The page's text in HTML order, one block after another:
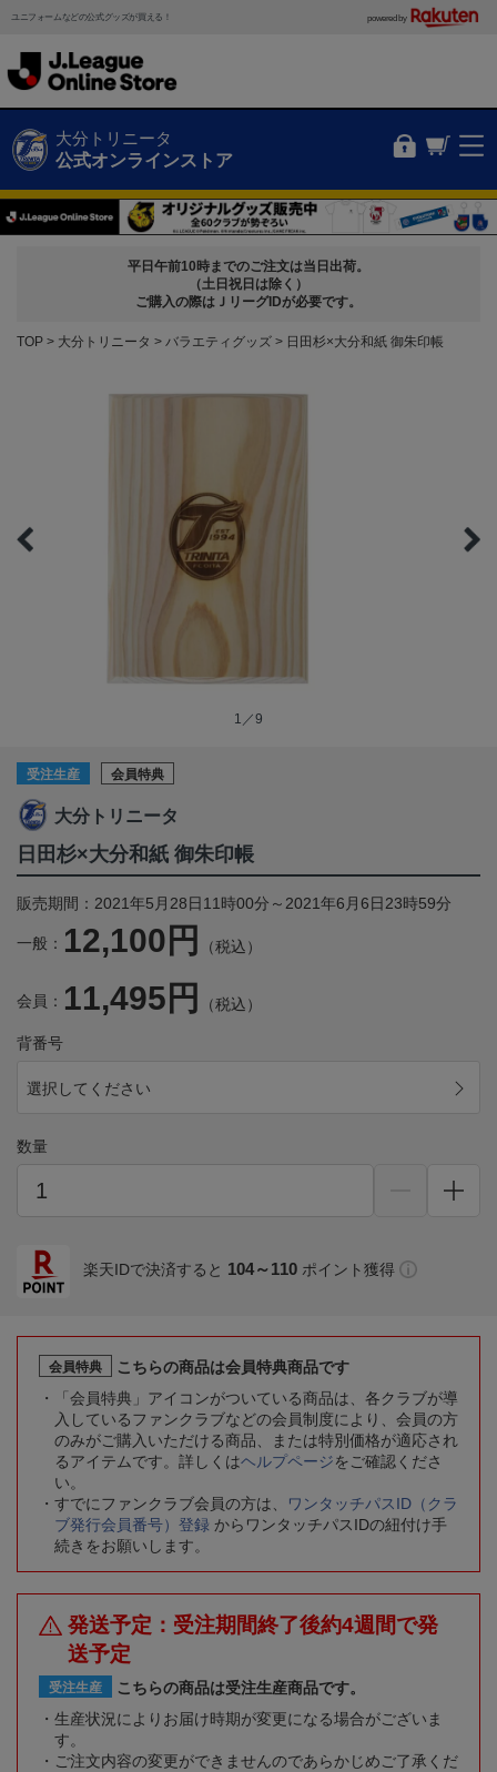
ユニフォームなどの公式グッズが買える！ powered by
大分トリニータ
公式オンラインストア
平日午前10時までのご注文は当日出荷。
（土日祝日は除く）
ご購入の際はＪリーグIDが必要です。
TOP 大分トリニータ バラエティグッズ 日田杉×大分和紙 御朱印帳
1／9
受注生産 会員特典
大分トリニータ
日田杉×大分和紙 御朱印帳
販売期間：2021年5月28日11時00分～2021年6月6日23時59分
一般： 12,100円 （税込）
会員： 11,495円 （税込）
背番号
選択してください
数量
楽天IDで決済すると 104～110 ポイント獲得
会員特典
こちらの商品は会員特典商品です
「会員特典」アイコンがついている商品は、各クラブが導
入しているファンクラブなどの会員制度により、会員の方
のみがご購入いただける商品、または特別価格が適応され
るアイテムです。詳しくはヘルプページをご確認くださ
い。
すでにファンクラブ会員の方は、
ワンタッチパスID（クラ
ブ発行会員番号）登録 からワンタッチパスIDの紐付け手
続きをお願いします。
発送予定：受注期間終了後約4週間で発
送予定
受注生産
こちらの商品は受注生産商品です。
生産状況によりお届け時期が変更になる場合がございま
す。
ご注文内容の変更ができませんのであらかじめご了承くだ